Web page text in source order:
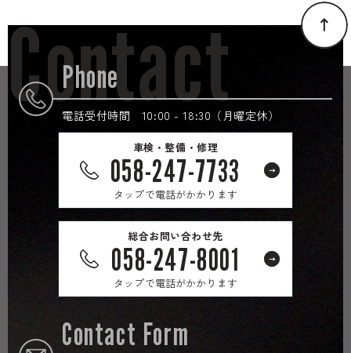
Phone
電話受付時間 10:00 - 18:30（月曜定休）
車検・整備・修理
058-247-7733
タップで電話がかかります
総合お問い合わせ先
058-247-8001
タップで電話がかかります
Contact Form
Contact